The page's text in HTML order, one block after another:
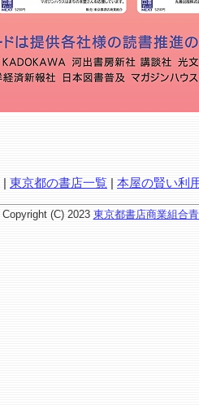
| 東京都の書店一覧 | 本屋の賢い利
Copyright (C) 2023 東京都書店商業組合